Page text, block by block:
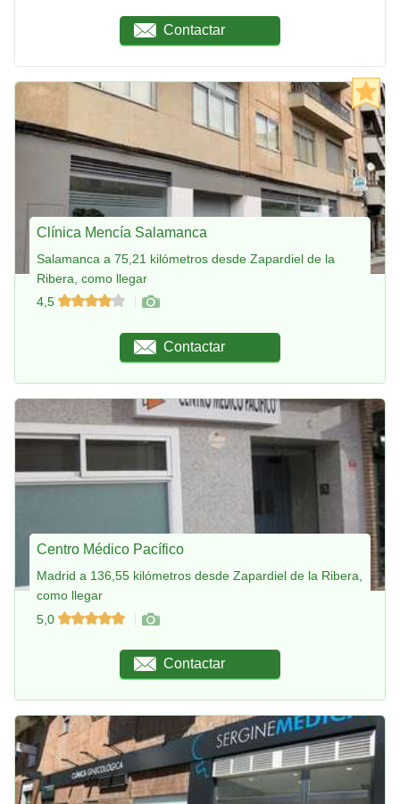
Contactar
Clínica Mencía Salamanca
Salamanca a 75,21 kilómetros desde Zapardiel de la
Ribera, como llegar
4,5
Contactar
Centro Médico Pacífico
Madrid a 136,55 kilómetros desde Zapardiel de la Ribera,
como llegar
5,0
Contactar